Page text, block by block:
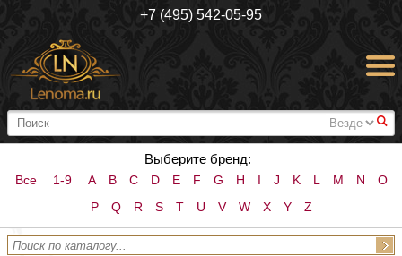
+7 (495) 542-05-95
#
Выберите бренд:
Все 1-9 A B C D E F G H I J K L M N
O
P
Q R S T U V W X Y Z